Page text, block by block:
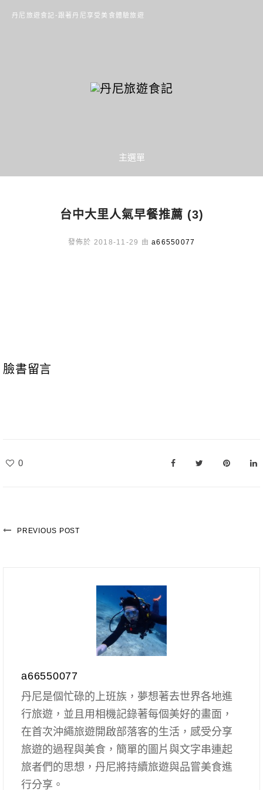
丹尼旅遊食記-跟著丹尼享受美食體驗旅遊
主選單
台中大里人氣早餐推薦 (3)
發佈於 2018-11-29 由 a66550077
臉書留言
0
PREVIOUS POST
a66550077
丹尼是個忙碌的上班族，夢想著去世界各地進
行旅遊，並且用相機記錄著每個美好的畫面，
在首次沖繩旅遊開啟部落客的生活，感受分享
旅遊的過程與美食，簡單的圖片與文字串連起
旅者們的思想，丹尼將持續旅遊與品嘗美食進
行分享。